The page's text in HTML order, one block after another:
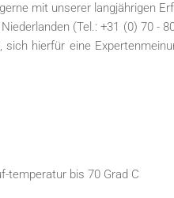
mit unserer langjährigen
(Tel.: +31 (0) 70 -
hierfür eine
temperatur bis 70 Grad C